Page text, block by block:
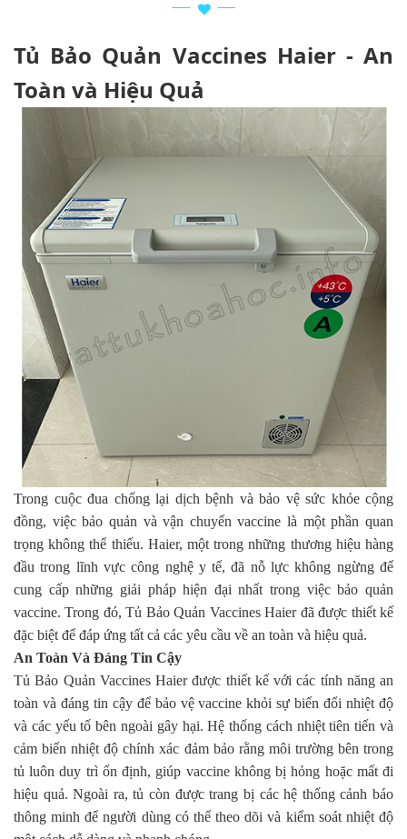
Tủ Bảo Quản Vaccines Haier - An
Toàn và Hiệu Quả
Trong cuộc đua chống lại dịch bệnh và bảo vệ sức khỏe cộng
đồng, việc bảo quản và vận chuyển vaccine là một phần quan
trọng không thể thiếu. Haier, một trong những thương hiệu hàng
đầu trong lĩnh vực công nghệ y tế, đã nỗ lực không ngừng để
cung cấp những giải pháp hiện đại nhất trong việc bảo quản
vaccine. Trong đó, Tủ Bảo Quản Vaccines Haier đã được thiết kế
đặc biệt để đáp ứng tất cả các yêu cầu về an toàn và hiệu quả.
An Toàn Và Đáng Tin Cậy
Tủ Bảo Quản Vaccines Haier được thiết kế với các tính năng an
toàn và đáng tin cậy để bảo vệ vaccine khỏi sự biến đổi nhiệt độ
và các yếu tố bên ngoài gây hại. Hệ thống cách nhiệt tiên tiến và
cảm biến nhiệt độ chính xác đảm bảo rằng môi trường bên trong
tủ luôn duy trì ổn định, giúp vaccine không bị hỏng hoặc mất đi
hiệu quả. Ngoài ra, tủ còn được trang bị các hệ thống cảnh báo
thông minh để người dùng có thể theo dõi và kiểm soát nhiệt độ